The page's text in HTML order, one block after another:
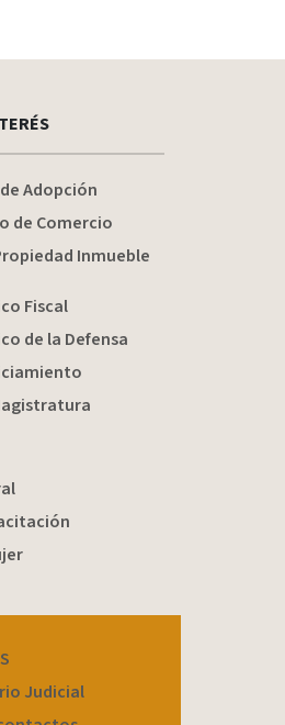
Adopción
de Comercio
Inmueble
Fiscal
de la Defensa
Judicial